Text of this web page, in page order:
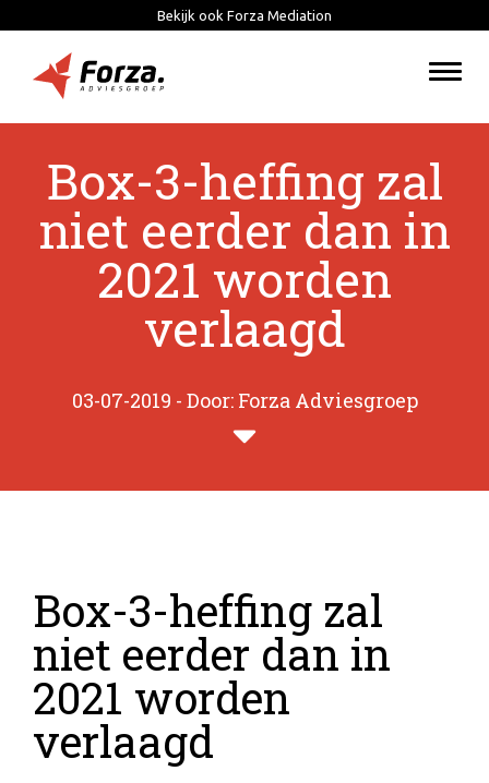
Bekijk ook Forza Mediation
Box-3-heffing zal
niet eerder dan in
2021 worden
verlaagd
03-07-2019 - Door: Forza Adviesgroep
Box-3-heffing zal
niet eerder dan in
2021 worden
verlaagd